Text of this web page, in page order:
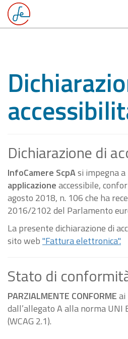
Dichiarazione di
InfoCamere ScpAsi impegna
applicazioneaccessibile,
agosto 2018, n. 106 che ha
2016/2102 del Parlamento
La presente dichiarazione di
sito web"Fattura elettronica".
Stato di
PARZIALMENTE CONFORME
dall’allegato A alla norma UNI
(WCAG 2.1).